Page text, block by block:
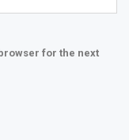
for the next